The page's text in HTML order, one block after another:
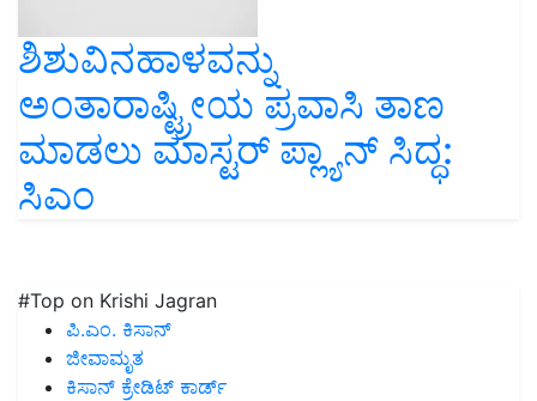
ಶಿಶುವಿನಹಾಳವನ್ನು
ಅಂತಾರಾಷ್ಟ್ರೀಯ ಪ್ರವಾಸಿ ತಾಣ
ಮಾಡಲು ಮಾಸ್ಟರ್ ಪ್ಲ್ಯಾನ್ ಸಿದ್ಧ:
ಸಿಎಂ
#Top on Krishi Jagran
ಪಿ.ಎಂ. ಕಿಸಾನ್
ಜೀವಾಮೃತ
ಕಿಸಾನ್ ಕ್ರೇಡಿಟ್ ಕಾರ್ಡ್